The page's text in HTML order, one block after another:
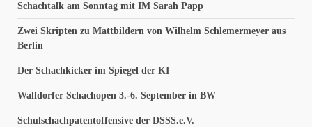
Schachtalk am Sonntag mit IM Sarah Papp
Zwei Skripten zu Mattbildern von Wilhelm Schlemermeyer aus
Berlin
Der Schachkicker im Spiegel der KI
Walldorfer Schachopen 3.-6. September in BW
Schulschachpatentoffensive der DSSS.e.V.